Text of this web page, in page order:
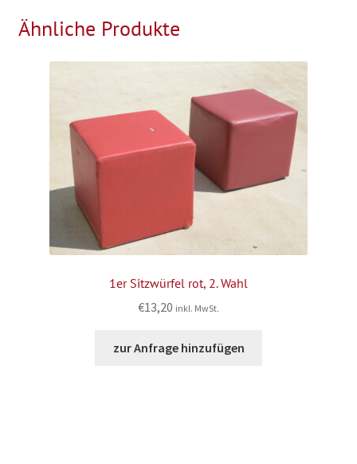
Ähnliche Produkte
1er Sitzwürfel rot, 2. Wahl
€13,20 inkl. MwSt.
zur Anfrage hinzufügen